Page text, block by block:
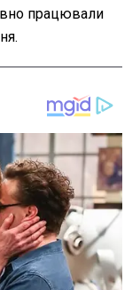
працювали